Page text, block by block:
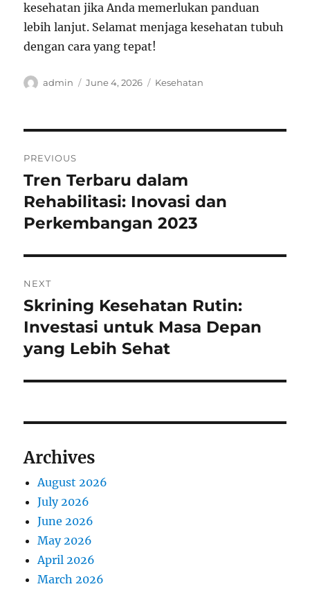
kesehatan jika Anda memerlukan panduan
lebih lanjut. Selamat menjaga kesehatan tubuh
dengan cara yang tepat!
Author
admin
Posted
June 4, 2026 Categories
Kesehatan
navigation
PREVIOUS
Previous
post:
Tren Terbaru dalam
Rehabilitasi: Inovasi dan
Perkembangan 2023
NEXT
Next
post:
Skrining Kesehatan Rutin:
Investasi untuk Masa Depan
yang Lebih Sehat
Archives
August 2026
July 2026
June 2026
May 2026
April 2026
March 2026